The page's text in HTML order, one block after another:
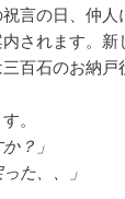
言の日、仲
されます。
百石のお納戸
。
？」
た、、」